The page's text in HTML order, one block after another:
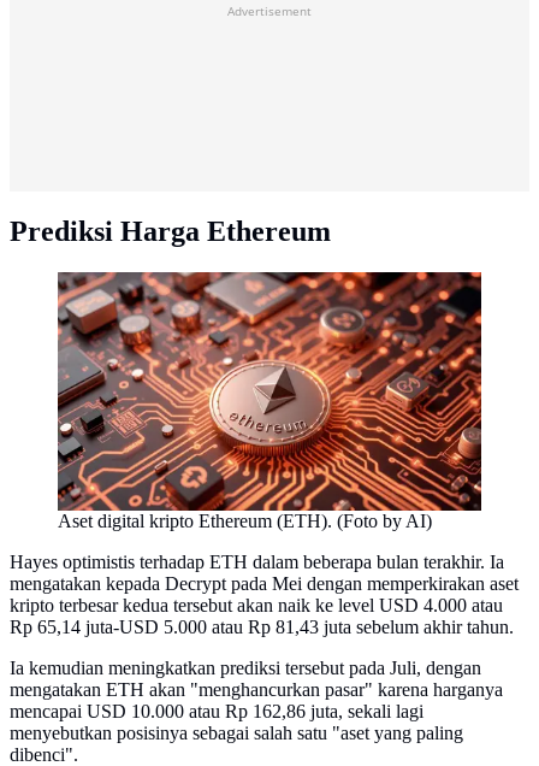
Advertisement
Prediksi Harga Ethereum
Aset digital kripto Ethereum (ETH). (Foto by AI)
Hayes optimistis terhadap ETH dalam beberapa bulan terakhir. Ia
mengatakan kepada Decrypt pada Mei dengan memperkirakan aset
kripto terbesar kedua tersebut akan naik ke level USD 4.000 atau
Rp 65,14 juta-USD 5.000 atau Rp 81,43 juta sebelum akhir tahun.
Ia kemudian meningkatkan prediksi tersebut pada Juli, dengan
mengatakan ETH akan "menghancurkan pasar" karena harganya
mencapai USD 10.000 atau Rp 162,86 juta, sekali lagi
menyebutkan posisinya sebagai salah satu "aset yang paling
dibenci".